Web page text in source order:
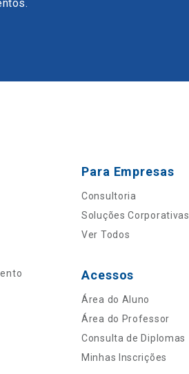
Para Empresas
Consultoria
Soluções Corporativas
Ver Todos
Acessos
Área do Aluno
Área do Professor
Consulta de Diplomas
Minhas Inscrições